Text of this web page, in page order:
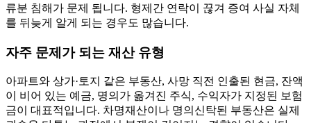
류분 침해가 문제 됩니다. 형제간 연락이 끊겨 증여 사실 자체
를 뒤늦게 알게 되는 경우도 많습니다.
자주 문제가 되는 재산 유형
아파트와 상가·토지 같은 부동산, 사망 직전 인출된 현금, 잔액
이 비어 있는 예금, 명의가 옮겨진 주식, 수익자가 지정된 보험
금이 대표적입니다. 차명재산이나 명의신탁된 부동산은 실제